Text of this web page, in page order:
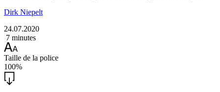
Dirk Niepelt
24.07.2020
7 minutes
Taille de la police
100%